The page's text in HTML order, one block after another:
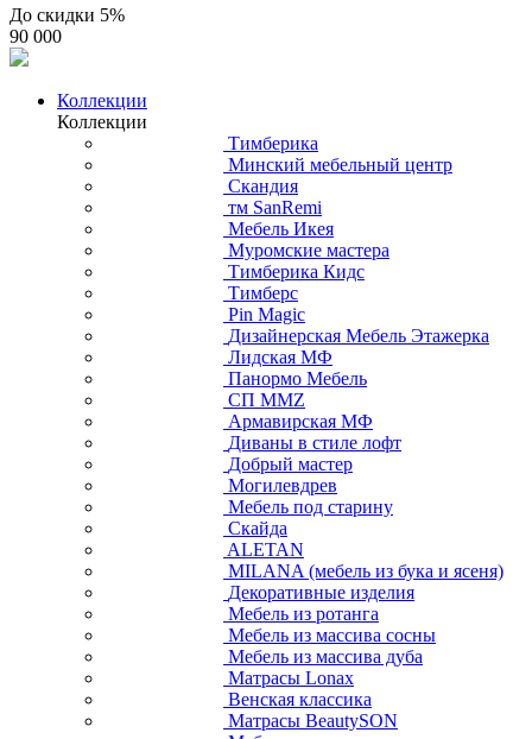
До скидки 5%
90 000
Коллекции
Коллекции
Тимберика
Минский мебельный центр
Скандия
тм SanRemi
Мебель Икея
Муромские мастера
Тимберика Кидс
Тимберс
Pin Magic
Дизайнерская Мебель Этажерка
Лидская МФ
Панормо Мебель
СП ММZ
Армавирская МФ
Диваны в стиле лофт
Добрый мастер
Могилевдрев
Мебель под старину
Скайда
ALETAN
MILANA (мебель из бука и ясеня)
Декоративные изделия
Мебель из ротанга
Мебель из массива сосны
Мебель из массива дуба
Матрасы Lonax
Венская классика
Матрасы BeautySON